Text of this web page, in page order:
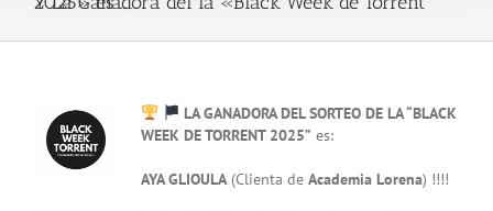
View
Larger
Image
LA GANADORA DEL SORTEO DE LA “BLACK
WEEK DE TORRENT 2025” es:
AYA GLIOULA(Clienta de Academia Lorena) !!!!